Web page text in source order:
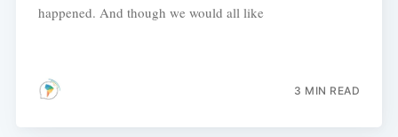
happened. And though we would all like
3 MIN READ